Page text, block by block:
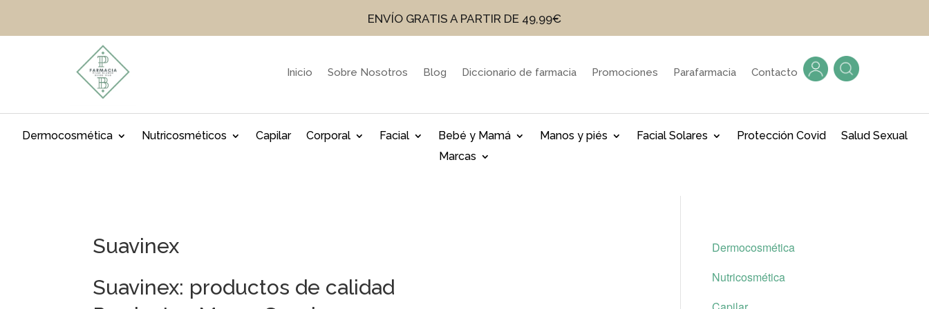
ENVÍO GRATIS A PARTIR DE 49,99€
Inicio Sobre Nosotros Blog Diccionario de farmacia Promociones Parafarmacia Contacto
Dermocosmética Nutricosméticos Capilar Corporal Facial Bebé y Mamá Manos y piés Facial Solares Protección Covid
Salud Sexual
Marcas
Suavinex
Suavinex: productos de calidad
Dermocosmética
Nutricosmética